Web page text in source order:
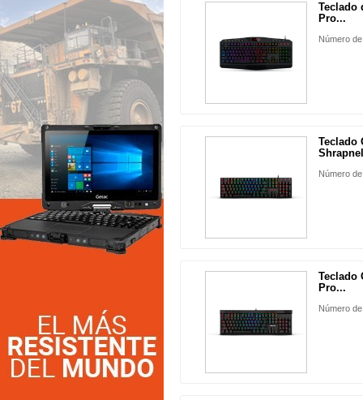
Teclado
Pro...
Número
Teclado
Número
Teclado
Pro...
Número